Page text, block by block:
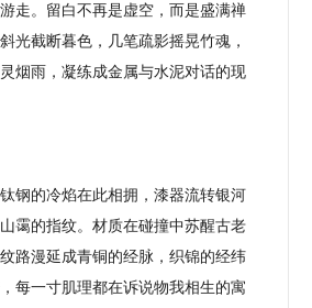
走。留白不再是虚空，而是盛满禅
截断暮色，几笔疏影摇晃竹魂，
烟雨，凝练成金属与水泥对话的现
钢的冷焰在此相拥，漆器流转银河
霭的指纹。材质在碰撞中苏醒古老
路漫延成青铜的经脉，织锦的经纬
每一寸肌理都在诉说物我相生的寓